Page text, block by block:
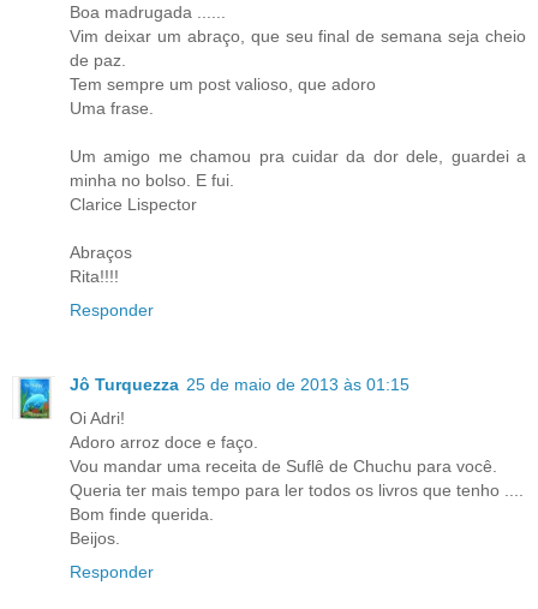
Boa madrugada ......
Vim deixar um abraço, que seu final de semana seja cheio
de paz.
Tem sempre um post valioso, que adoro
Uma frase.
Um amigo me chamou pra cuidar da dor dele, guardei a
minha no bolso. E fui.
Clarice Lispector
Abraços
Rita!!!!
Responder
Jô Turquezza 25 de maio de 2013 às 01:15
Oi Adri!
Adoro arroz doce e faço.
Vou mandar uma receita de Suflê de Chuchu para você.
Queria ter mais tempo para ler todos os livros que tenho ....
Bom finde querida.
Beijos.
Responder